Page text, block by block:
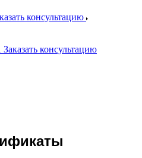
консультацию
Заказать консультацию